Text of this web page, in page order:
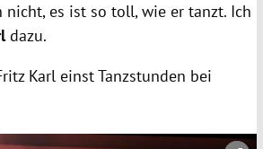
nicht, es ist so toll, wie er tanzt. Ich
dazu.
Karl einst Tanzstunden bei